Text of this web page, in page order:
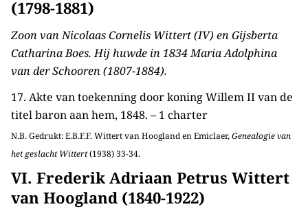
(1798-1881)
Zoon van Nicolaas Cornelis Wittert (IV) en Gijsberta
Catharina Boes. Hij huwde in 1834 Maria Adolphina
van der Schooren (1807-1884).
17. Akte van toekenning door koning Willem II van de
titel baron aan hem, 1848. – 1 charter
N.B. Gedrukt: E.B.F.F. Wittert van Hoogland en Emiclaer,Genealogie van
het geslacht Wittert(1938) 33-34.
VI. Frederik Adriaan Petrus Wittert
van Hoogland (1840-1922)